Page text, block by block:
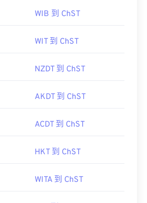
WIB 到 ChST
WIT 到 ChST
NZDT 到 ChST
AKDT 到 ChST
ACDT 到 ChST
HKT 到 ChST
WITA 到 ChST